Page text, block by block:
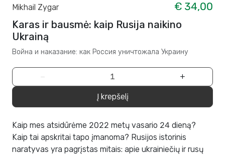
Mikhail Zygar
€ 34,00
Karas ir bausmė: kaip Rusija naikino
Ukrainą
Война и наказание: как Россия уничтожала Украину
− +
Į krepšelį
Kaip mes atsidūrėme 2022 metų vasario 24 dieną?
Kaip tai apskritai tapo įmanoma? Rusijos istorinis
naratyvas yra pagrįstas mitais: apie ukrainiečių ir rusų